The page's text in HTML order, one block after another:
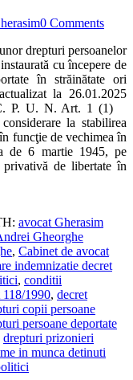
0 Comments
drepturi persoanelor
cu începere de
în străinătate ori
la 26.01.2025
C. P. U. N. Art. 1 (1)
la stabilirea
funcţie de vechimea în
de 6 martie 1945, pe
de libertate în
avocat Gherasim
Gheorghe
, Cabinet de avocat
indemnizatie decret
, conditii
118/1990, decret
copii persoane
persoane deportate
drepturi prizonieri
in munca detinuti